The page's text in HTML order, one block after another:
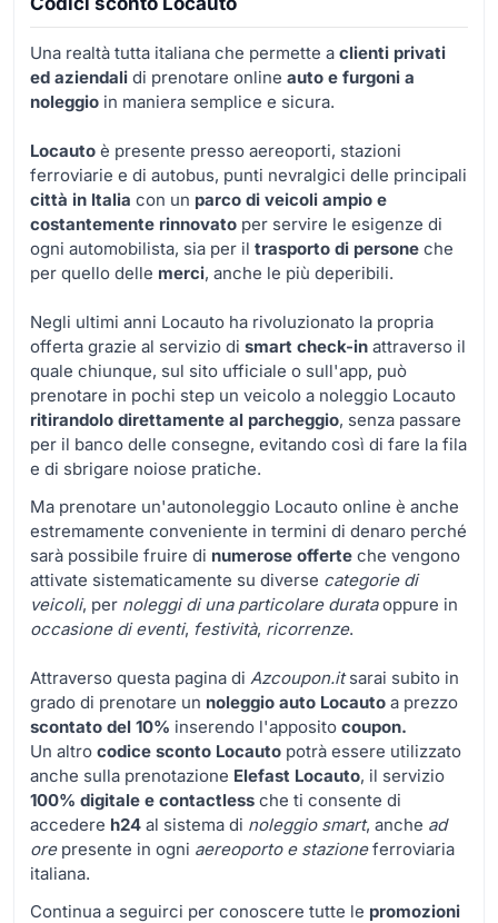
Una realtà tutta italiana che permette a clienti privati
ed aziendali di prenotare online auto e furgoni a
noleggio in maniera semplice e sicura.
Locauto è presente presso aereoporti, stazioni
ferroviarie e di autobus, punti nevralgici delle principali
città in Italia con un parco di veicoli ampio e
costantemente rinnovato per servire le esigenze di
ogni automobilista, sia per il trasporto di persone che
per quello delle merci, anche le più deperibili.
Negli ultimi anni Locauto ha rivoluzionato la propria
offerta grazie al servizio di smart check-in attraverso il
quale chiunque, sul sito ufficiale o sull'app, può
prenotare in pochi step un veicolo a noleggio Locauto
ritirandolo direttamente al parcheggio, senza passare
per il banco delle consegne, evitando così di fare la fila
e di sbrigare noiose pratiche.
Ma prenotare un'autonoleggio Locauto online è anche
estremamente conveniente in termini di denaro perché
sarà possibile fruire di numerose offerte che vengono
attivate sistematicamente su diverse categorie di
veicoli, per noleggi di una particolare durataoppure in
occasione di eventi, festività, ricorrenze.
Attraverso questa pagina di Azcoupon.itsarai subito in
grado di prenotare un noleggio auto Locauto a prezzo
scontato del 10% inserendo l'apposito coupon.
Un altro codice sconto Locauto potrà essere utilizzato
anche sulla prenotazione Elefast Locauto, il servizio
100% digitale e contactless che ti consente di
accedere h24 al sistema di noleggio smart, anche ad
orepresente in ogni aereoporto e stazioneferroviaria
italiana.
Continua a seguirci per conoscere tutte le promozioni